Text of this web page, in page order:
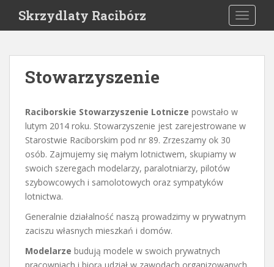
i
Skrzydlaty Racibórz
Stowarzyszenie
Raciborskie Stowarzyszenie Lotnicze powstało w
lutym 2014 roku. Stowarzyszenie jest zarejestrowane w
Starostwie Raciborskim pod nr 89. Zrzeszamy ok 30
osób. Zajmujemy się małym lotnictwem, skupiamy w
swoich szeregach modelarzy, paralotniarzy, pilotów
szybowcowych i samolotowych oraz sympatyków
lotnictwa.
Generalnie działalność naszą prowadzimy w prywatnym
zaciszu własnych mieszkań i domów.
Modelarze budują modele w swoich prywatnych